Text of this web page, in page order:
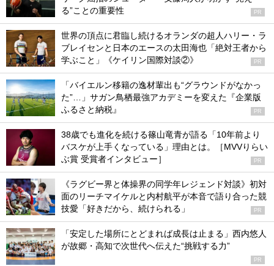
る”ことの重要性
PR
世界の頂点に君臨し続けるオランダの超人ハリー・ラ
ブレイセンと日本のエースの太田海也「絶対王者から
学ぶこと」《ケイリン国際対談②》
PR
「バイエルン移籍の逸材輩出も“グラウンドがなかっ
た”…」サガン鳥栖最強アカデミーを変えた『企業版
ふるさと納税』
PR
38歳でも進化を続ける篠山竜青が語る「10年前より
バスケが上手くなっている」理由とは。［MVVりらい
ぶ賞 受賞者インタビュー］
PR
《ラグビー界と体操界の同学年レジェンド対談》初対
面のリーチマイケルと内村航平が本音で語り合った競
技愛「好きだから、続けられる」
PR
「安定した場所にとどまれば成長は止まる」西内悠人
が故郷・高知で次世代へ伝えた“挑戦する力”
PR